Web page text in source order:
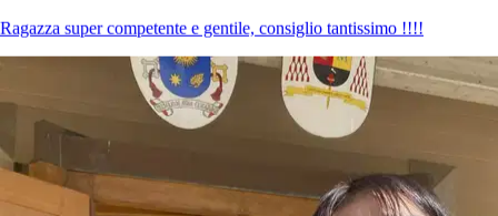
Ragazza super competente e gentile, consiglio tantissimo !!!!